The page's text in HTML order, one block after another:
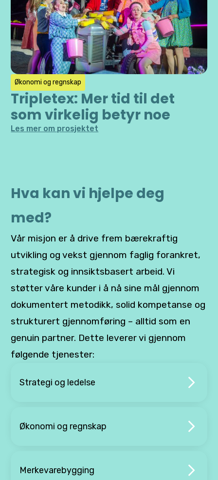
Økonomi og regnskap
Tripletex: Mer tid til det
som virkelig betyr noe
Les mer om prosjektet
Hva kan vi hjelpe deg
med?
Vår misjon er å drive frem bærekraftig
utvikling og vekst gjennom faglig forankret,
strategisk og innsiktsbasert arbeid. Vi
støtter våre kunder i å nå sine mål gjennom
dokumentert metodikk, solid kompetanse og
strukturert gjennomføring – alltid som en
genuin partner. Dette leverer vi gjennom
følgende tjenester:
Strategi og ledelse
Økonomi og regnskap
Merkevarebygging